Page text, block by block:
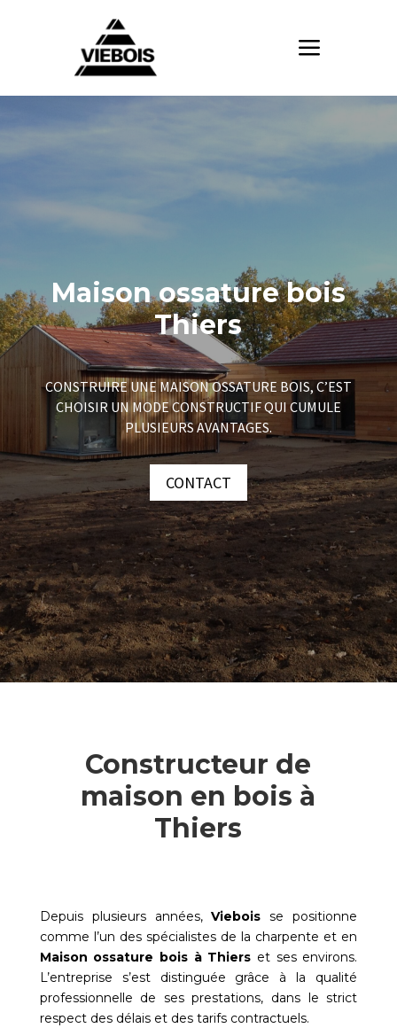
Maison ossature bois
Thiers
CONSTRUIRE UNE MAISON OSSATURE BOIS, C’EST
CHOISIR UN MODE CONSTRUCTIF QUI CUMULE
PLUSIEURS AVANTAGES.
CONTACT
Constructeur de
maison en bois à
Thiers
Depuis plusieurs années,Viebois se positionne
comme l’un des spécialistes de la charpente et en
Maison ossature bois à Thiers et ses environs.
L’entreprise s’est distinguée grâce à la qualité
professionnelle de ses prestations, dans le strict
respect des délais et des tarifs contractuels.